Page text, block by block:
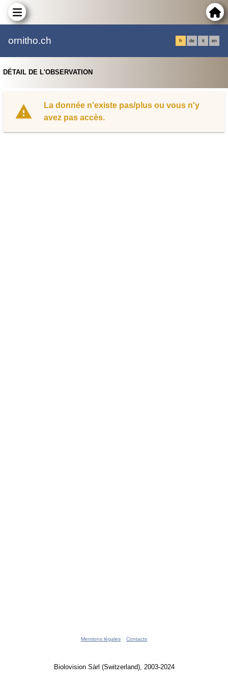
ornitho.ch fr de it en
DÉTAIL DE L'OBSERVATION
La donnée n'existe pas/plus ou vous n'y
avez pas accès.
Mentions légales Contacts
Biolovision Sàrl (Switzerland), 2003-2024